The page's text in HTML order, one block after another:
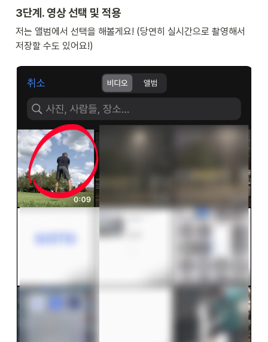
3단계. 영상 선택 및 적용
저는 앨범에서 선택을 해볼게요! (당연히 실시간으로 촬영해서
저장할 수도 있어요!)